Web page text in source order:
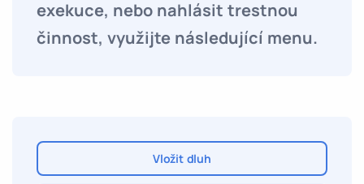
exekuce, nebo nahlásit trestnou
činnost, využijte následující menu.
Vložit dluh